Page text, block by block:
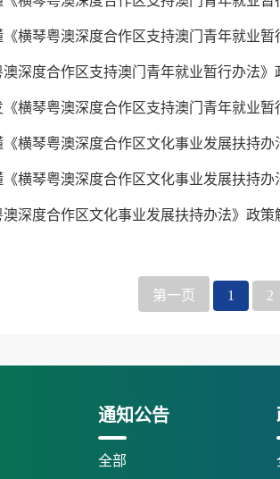
横琴粤澳深度合作区支持澳门青年就业暂
澳深度合作区支持澳门青年就业暂行办法》
《横琴粤澳深度合作区支持澳门青年就业暂
横琴粤澳深度合作区文化事业发展扶持办
横琴粤澳深度合作区文化事业发展扶持办
澳深度合作区文化事业发展扶持办法》政策
第一页 1 2
通知公告
全部